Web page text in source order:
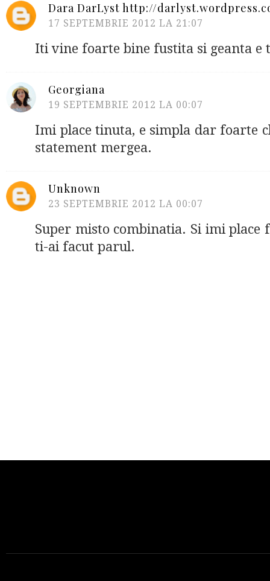
Dara DarLyst http://
17 SEPTEMBRIE 2012 LA 21:07
Iti vine foarte bine fustita si geanta e
Georgiana
19 SEPTEMBRIE 2012 LA 00:07
Imi place tinuta, e simpla dar foarte
statement mergea.
Unknown
23 SEPTEMBRIE 2012 LA 00:07
Super misto combinatia. Si imi place
ti-ai facut parul.